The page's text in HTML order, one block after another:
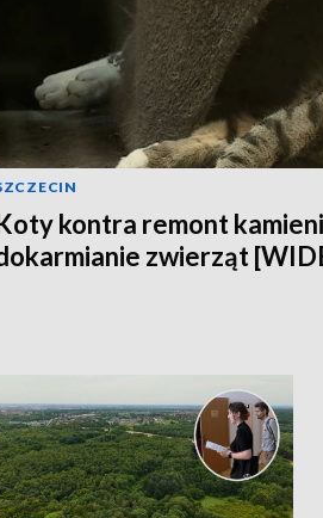
kontra remont
zwierząt